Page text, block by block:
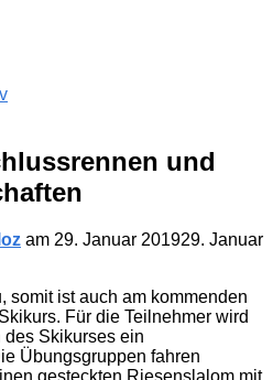
und
am 29. Januar 201929. Januar
somit ist auch am kommenden
Für die Teilnehmer wird
Skikurses ein
Übungsgruppen fahren
gesteckten Riesenslalom mit